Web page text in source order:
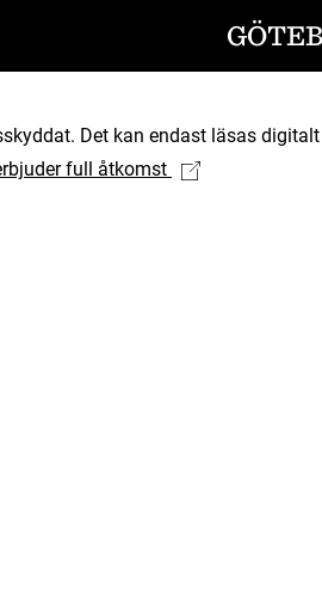
Det kan endast läsas
full åtkomst